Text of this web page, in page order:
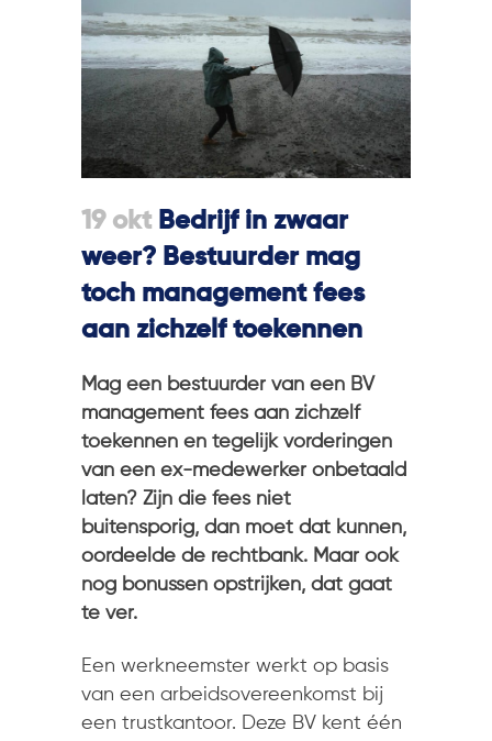
19 okt Bedrijf in zwaar
weer? Bestuurder mag
toch management fees
aan zichzelf toekennen
Mag een bestuurder van een BV
management fees aan zichzelf
toekennen en tegelijk vorderingen
van een ex-medewerker onbetaald
laten? Zijn die fees niet
buitensporig, dan moet dat kunnen,
oordeelde de rechtbank. Maar ook
nog bonussen opstrijken, dat gaat
te ver.
Een werkneemster werkt op basis
van een arbeidsovereenkomst bij
een trustkantoor. Deze BV kent één